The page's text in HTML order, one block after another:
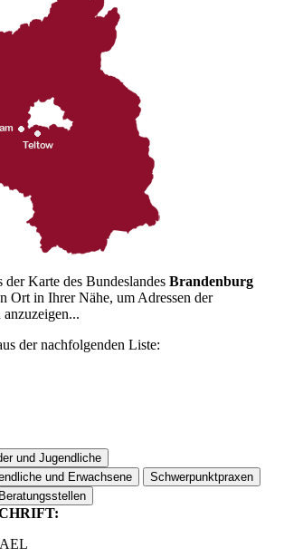
Karte des Bundeslandes Brandenburg
Ort in Ihrer Nähe, um Adressen der
der nachfolgenden Liste:
und Jugendliche
und Erwachsene
Schwerpunktpraxen
Beratungsstellen